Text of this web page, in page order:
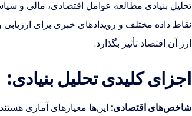
تحلیل بنیادی مطالعه عوامل اقتصادی، مالی و
نقاط داده مختلف و رویدادهای خبری برای
ارز آن اقتصاد تأثیر بگذارد.
اجزای کلیدی تحلیل بنیادی:
شاخص‌های اقتصادی: این‌ها معیارهای آماری